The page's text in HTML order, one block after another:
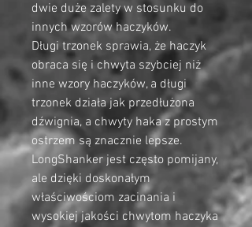
dwie duże zalety w stosunku do
innych wzorów haczyków.
Długi trzonek sprawia, że haczyk
obraca się i chwyta szybciej niż
inne wzory haczyków, a długi
trzonek działa jak przedłużona
dźwignia, a chwyty haka z prostym
ostrzem są znacznie lepsze.
LongShanker jest często pomijany,
ale dzięki doskonałym
właściwościom zacinania i
wysokiej jakości chwytom haczyka